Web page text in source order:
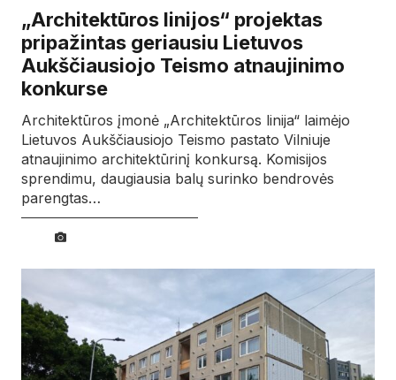
„Architektūros linijos“ projektas
pripažintas geriausiu Lietuvos
Aukščiausiojo Teismo atnaujinimo
konkurse
Architektūros įmonė „Architektūros linija“ laimėjo
Lietuvos Aukščiausiojo Teismo pastato Vilniuje
atnaujinimo architektūrinį konkursą. Komisijos
sprendimu, daugiausia balų surinko bendrovės
parengtas…